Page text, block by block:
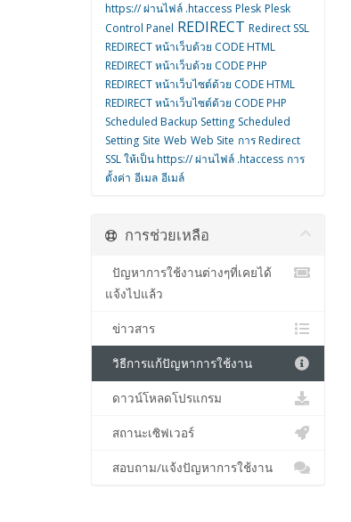
https:// ผ่านไฟล์ .htaccess Plesk Plesk
Control Panel REDIRECT Redirect SSL
REDIRECT หน้าเว็บด้วย CODE HTML
REDIRECT หน้าเว็บด้วย CODE PHP
REDIRECT หน้าเว็บไซต์ด้วย CODE HTML
REDIRECT หน้าเว็บไซต์ด้วย CODE PHP
Scheduled Backup Setting Scheduled
Setting Site Web Web Site การ Redirect
SSL ให้เป็น https:// ผ่านไฟล์ .htaccess การ
ตั้งค่า อีเมล อีเมล์
การช่วยเหลือ
ปัญหาการใช้งานต่างๆที่เคยได้
แจ้งไปแล้ว
ข่าวสาร
วิธีการแก้ปัญหาการใช้งาน
ดาวน์โหลดโปรแกรม
สถานะเซิฟเวอร์
สอบถาม/แจ้งปัญหาการใช้งาน